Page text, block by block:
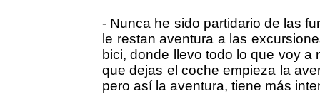
- Nunca he sido partidario de las
le restan aventura a las
bici, donde llevo todo lo que voy
que dejas el coche empieza la
pero así la aventura, tiene más